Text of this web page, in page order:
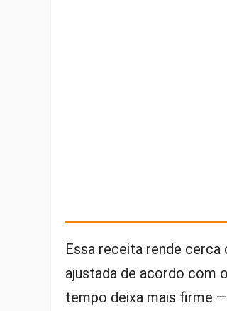
Essa receita rende
ajustada de acordo com
tempo deixa mais firme